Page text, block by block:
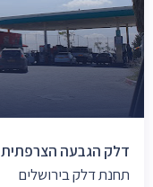
דלק הגבעה הצרפתית
תחנת דלק בירושלים